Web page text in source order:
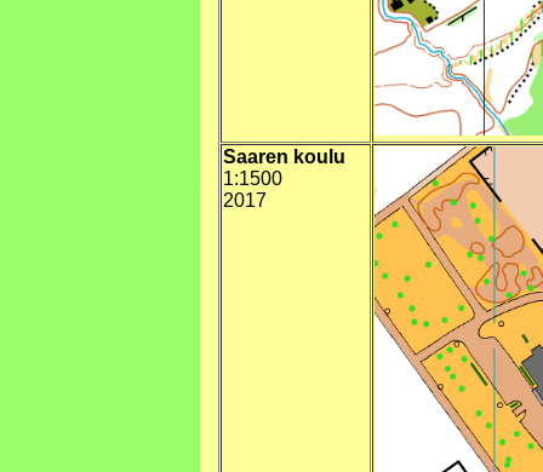
Saaren koulu
1:1500
2017